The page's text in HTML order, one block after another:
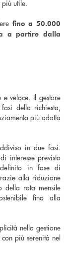
utile.
fino a 50.000
a partire dalla
e veloce. Il gestore
della richiesta,
più adatta
in due fasi.
interesse previsto
in fase di
alla riduzione
della rata mensile
fino alla
nella gestione
più serenità nel